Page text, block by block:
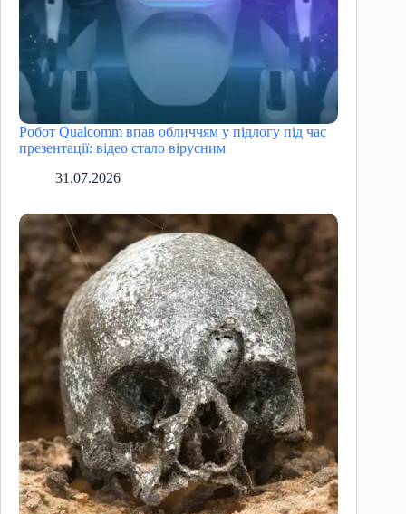
Робот Qualcomm впав обличчям у підлогу під час
презентації: відео стало вірусним
31.07.2026